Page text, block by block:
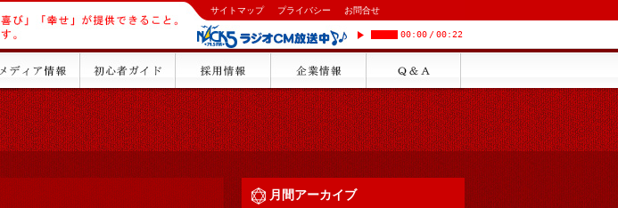
サイトマップ プライバシー お問合せ
00:00 / 00:22
月間アーカイブ